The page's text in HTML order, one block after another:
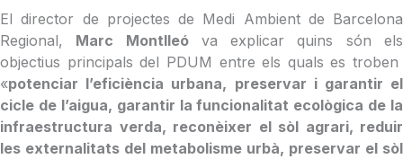
El director de projectes de Medi Ambient de Barcelona
Regional, Marc Montlleóva explicar quins són els
objectius principals del PDUM entre els quals es troben
«potenciar l’eficiència urbana, preservar i garantir el
cicle de l’aigua, garantir la funcionalitat ecològica de la
infraestructura verda, reconèixer el sòl agrari, reduir
les externalitats del metabolisme urbà, preservar el sòl